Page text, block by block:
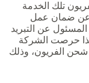
تلك الخدمة
عن ضمان عمل
عن التبريد
لذا حرصت الشركة
الفريون، وذلك